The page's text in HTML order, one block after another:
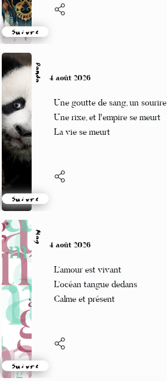
Suivre
Panda
Suivre
4 août 2026
Une goutte de sang, un sourire
Une rixe, et l'empire se meurt
La vie se meurt
Mag
Suivre
4 août 2026
L’amour est vivant
L’océan tangue dedans
Calme et présent